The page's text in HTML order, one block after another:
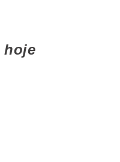
hoje